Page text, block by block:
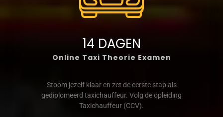
14 DAGEN
Online Taxi Theorie Examen
Stoom jezelf klaar en zet de eerste stap als
gediplomeerd taxichauffeur. Volg de opleiding
Taxichauffeur (CCV).